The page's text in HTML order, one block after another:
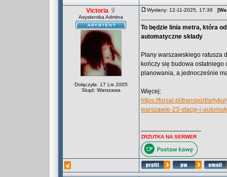
Victoria
Asystentka Admina
Dołączyła: 17 Lis 2005
Skąd: Warszawa
Wysłany: 12-11-2025, 17:36
To będzie linia metra, która
automatyczne składy
Plany warszawskiego ratusza
kończy się budowa
planowania, a jednocześnie
Więcej:
https://forsal.pl/transport/
warszawie-23-stacje-i-
ZRZUTKA NA SERWER